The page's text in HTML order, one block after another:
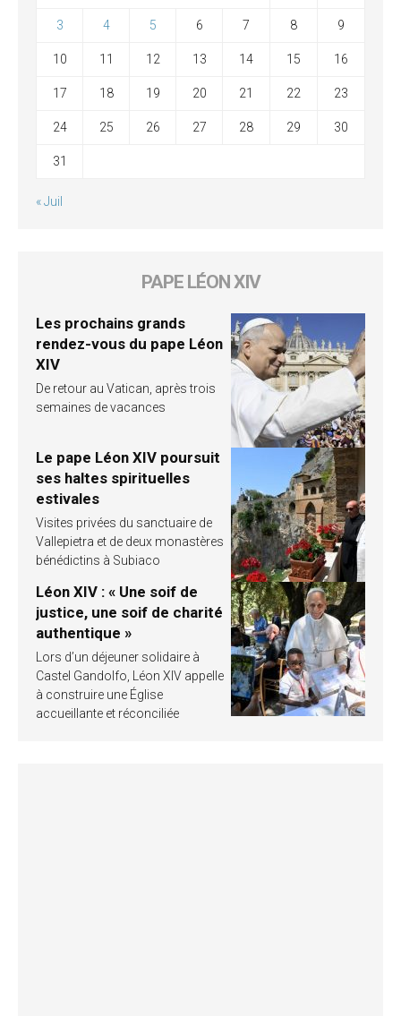
3 4 5 6 7 8 9
10 11 12 13 14 15 16
17 18 19 20 21 22 23
24 25 26 27 28 29 30
31
« Juil
PAPE LÉON XIV
Les prochains grands
rendez-vous du pape Léon
XIV
De retour au Vatican, après trois
semaines de vacances
Le pape Léon XIV poursuit
ses haltes spirituelles
estivales
Visites privées du sanctuaire de
Vallepietra et de deux monastères
bénédictins à Subiaco
Léon XIV : « Une soif de
justice, une soif de charité
authentique »
Lors d’un déjeuner solidaire à
Castel Gandolfo, Léon XIV appelle
à construire une Église
accueillante et réconciliée